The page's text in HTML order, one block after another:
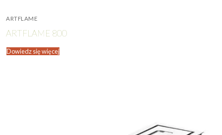
ARTFLAME
ARTFLAME 800
Dowiedz się więcej